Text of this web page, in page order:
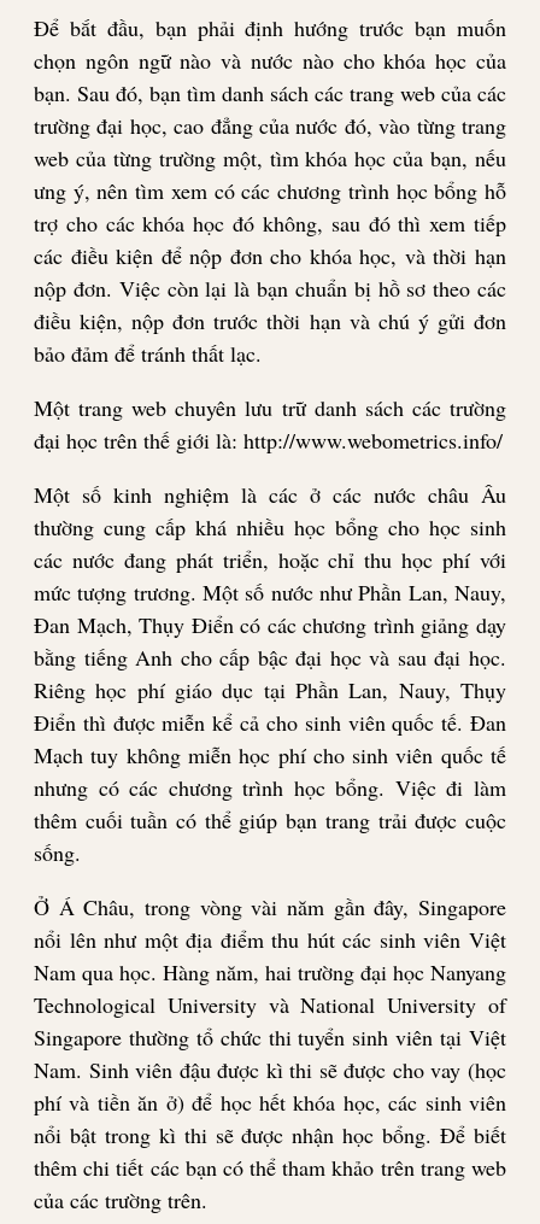
Để bắt đầu, bạn phải định hướng trước bạn muốn
chọn ngôn ngữ nào và nước nào cho khóa học của
bạn. Sau đó, bạn tìm danh sách các trang web của các
trường đại học, cao đẳng của nước đó, vào từng trang
web của từng trường một, tìm khóa học của bạn, nếu
ưng ý, nên tìm xem có các chương trình học bổng hỗ
trợ cho các khóa học đó không, sau đó thì xem tiếp
các điều kiện để nộp đơn cho khóa học, và thời hạn
nộp đơn. Việc còn lại là bạn chuẩn bị hồ sơ theo các
điều kiện, nộp đơn trước thời hạn và chú ý gửi đơn
bảo đảm để tránh thất lạc.
Một trang web chuyên lưu trữ danh sách các trường
đại học trên thế giới là: http://www.webometrics.info/
Một số kinh nghiệm là các ở các nước châu Âu
thường cung cấp khá nhiều học bổng cho học sinh
các nước đang phát triển, hoặc chỉ thu học phí với
mức tượng trương. Một số nước như Phần Lan, Nauy,
Đan Mạch, Thụy Điển có các chương trình giảng dạy
bằng tiếng Anh cho cấp bậc đại học và sau đại học.
Riêng học phí giáo dục tại Phần Lan, Nauy, Thụy
Điển thì được miễn kể cả cho sinh viên quốc tế. Đan
Mạch tuy không miễn học phí cho sinh viên quốc tế
nhưng có các chương trình học bổng. Việc đi làm
thêm cuối tuần có thể giúp bạn trang trải được cuộc
sống.
Ở Á Châu, trong vòng vài năm gần đây, Singapore
nổi lên như một địa điểm thu hút các sinh viên Việt
Nam qua học. Hàng năm, hai trường đại học Nanyang
Technological University và National University of
Singapore thường tổ chức thi tuyển sinh viên tại Việt
Nam. Sinh viên đậu được kì thi sẽ được cho vay (học
phí và tiền ăn ở) để học hết khóa học, các sinh viên
nổi bật trong kì thi sẽ được nhận học bổng. Để biết
thêm chi tiết các bạn có thể tham khảo trên trang web
của các trường trên.